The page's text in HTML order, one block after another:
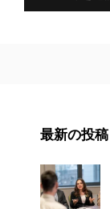
最新の投稿